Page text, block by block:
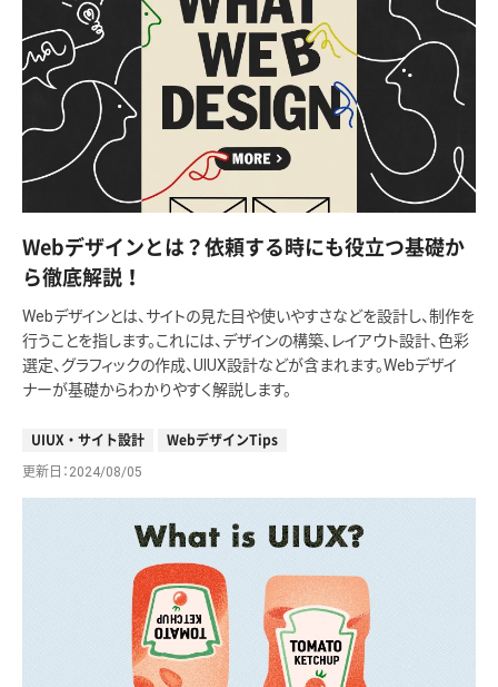
Webデザインとは？依頼する時にも役立つ基礎か
ら徹底解説！
Webデザインとは、サイトの見た目や使いやすさなどを設計し、制作を
行うことを指します。これには、デザインの構築、レイアウト設計、色彩
選定、グラフィックの作成、UIUX設計などが含まれます。Webデザイ
ナーが基礎からわかりやすく解説します。
UIUX・サイト設計 WebデザインTips
更新日 2024/08/05